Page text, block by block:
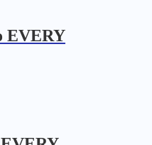
EVERY